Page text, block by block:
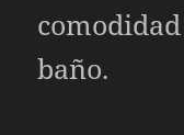
baño.